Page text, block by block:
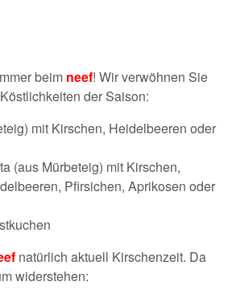
beim neef! Wir verwöhnen Sie
der Saison:
mit Kirschen, Heidelbeeren oder
(aus Mürbeteig) mit Kirschen,
Pfirsichen, Aprikosen oder
natürlich aktuell Kirschenzeit. Da
widerstehen: